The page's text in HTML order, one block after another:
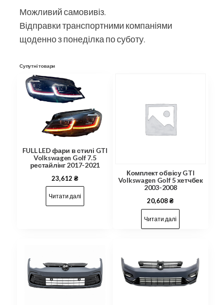
Можливий самовивіз.
Відправки транспортними компаніями
щоденно з понеділка по суботу.
Супутні товари
FULL LED фари в стилі GTI
Volkswagen Golf 7.5
рестайлінг 2017-2021
23,612 ₴
Читати далі
Комплект обвісу GTI
Volkswagen Golf 5 хетчбек
2003-2008
20,608₴
Читати далі